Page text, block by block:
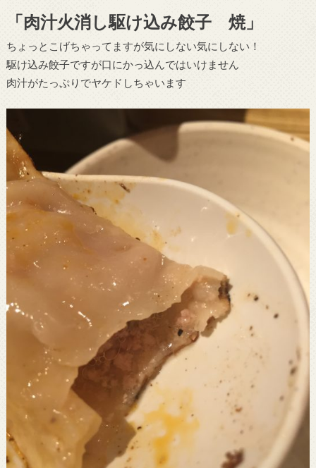
「肉汁火消し駆け込み餃子 焼」
ちょっとこげちゃってますが気にしない気にしない！
駆け込み餃子ですが口にかっ込んではいけません
肉汁がたっぷりでヤケドしちゃいます